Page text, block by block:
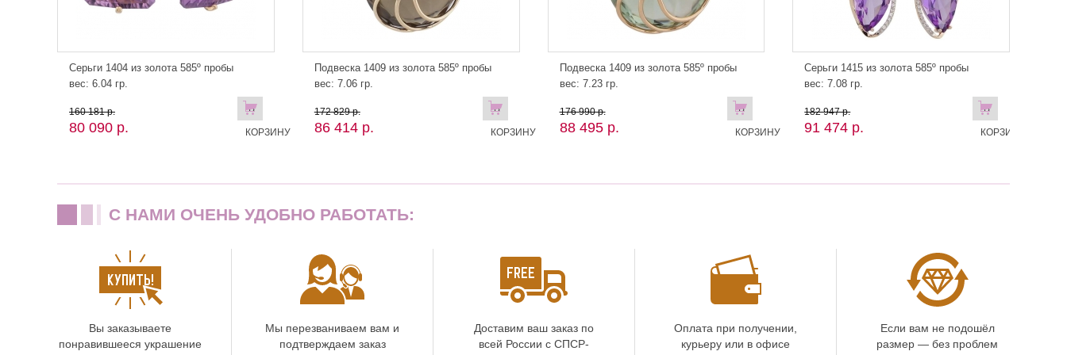
Серьги 1404 из золота 585º пробы
вес: 6.04 гр.
160 181 р.
80 090 р.
В
КОРЗИНУ
Подвеска 1409 из золота 585º пробы
вес: 7.06 гр.
172 829 р.
86 414 р.
В
КОРЗИНУ
Подвеска 1409 из золота 585º пробы
вес: 7.23 гр.
176 990 р.
88 495 р.
В
КОРЗИНУ
Серьги 1415 из золота 585º пробы
вес: 7.08 гр.
182 947 р.
91 474 р.
В
КОРЗИНУ
C НАМИ ОЧЕНЬ УДОБНО РАБОТАТЬ:
Вы заказываете
понравившееся украшение
Мы перезваниваем вам и
подтверждаем заказ
Доставим ваш заказ по
всей России с СПСР-
Оплата при получении,
курьеру или в офисе
Если вам не подошёл
размер — без проблем